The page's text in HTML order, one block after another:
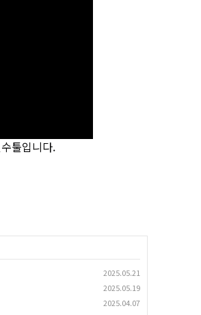
툴입니다.
2025.05.21
2025.05.19
2025.04.07